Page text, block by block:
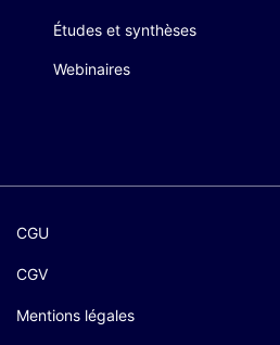
Études et synthèses
Webinaires
CGU
CGV
Mentions légales